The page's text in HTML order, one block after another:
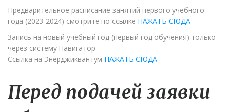
Предварительное расписание занятий первого учебного
года (2023-2024) смотрите по ссылке НАЖАТЬ СЮДА
Запись на новый учебный год (первый год обучения) только
через систему Навигатор
Ссылка на Энерджиквантум НАЖАТЬ СЮДА
Перед подачей заявки